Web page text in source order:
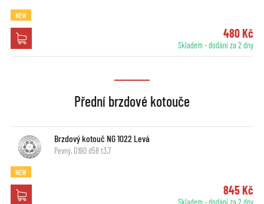
NEW
480 Kč
Skladem - dodání za 2 dny
Přední brzdové kotouče
Brzdový kotouč NG 1022 Levá
Pevný, D190 d58 t3,7
NEW
845 Kč